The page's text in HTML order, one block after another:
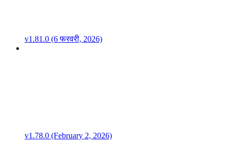
v1.81.0 (6 फरवरी, 2026)
v1.78.0 (February 2, 2026)